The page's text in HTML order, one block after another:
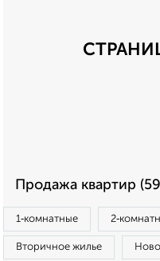
Продажа квартир
1‑комнатные
Вторичное жилье